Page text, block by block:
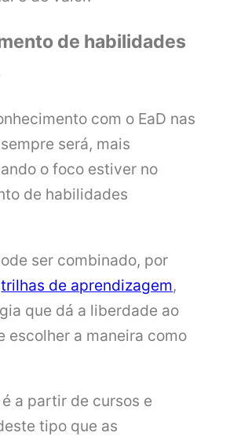
de habilidades
com o EaD nas
será, mais
o foco estiver no
de habilidades
ser combinado, por
trilhas de aprendizagem,
que dá a liberdade ao
escolher a maneira como
a partir de cursos e
tipo que as